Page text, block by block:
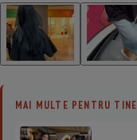
MAI MULTE PENTRU TINE